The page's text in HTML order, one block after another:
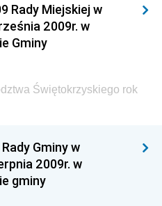
Dyrekcji Dróg
Środowiska
Edukacji
Przemysłu
Finansów i Gospodarki
do Spraw Unii
Rady Miejskiej w
2009r. w
Gminy
Świętokrzyskiego rok
Gminy w
2009r. w
gminy